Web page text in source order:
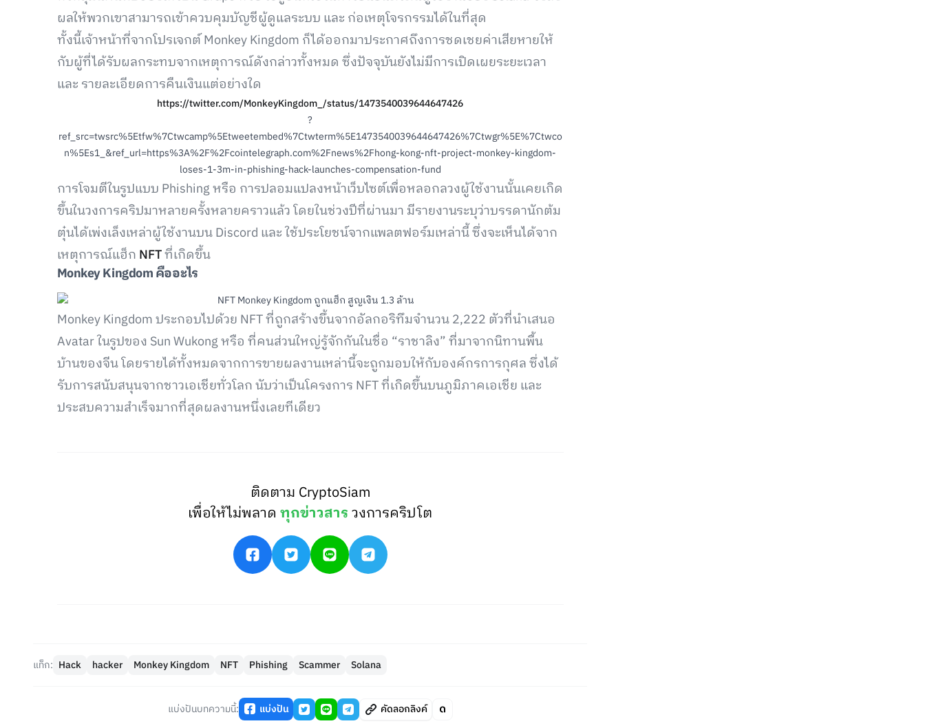
ผลให้พวกเขาสามารถเข้าควบคุมบัญชีผู้ดูแลระบบ และ ก่อเหตุโจรกรรมได้ในที่สุด
ทั้งนี้เจ้าหน้าที่จากโปรเจกต์ Monkey Kingdom ก็ได้ออกมาประกาศถึงการชดเชยค่าเสียหายให้
กับผู้ที่ได้รับผลกระทบจากเหตุการณ์ดังกล่าวทั้งหมด ซึ่งปัจจุบันยังไม่มีการเปิดเผยระยะเวลา
และ รายละเอียดการคืนเงินแต่อย่างใด
https://twitter.com/MonkeyKingdom_/status/1473540039644647426
?
ref_src=twsrc%5Etfw%7Ctwcamp%5Etweetembed%7Ctwterm%5E1473540039644647426%7Ctwgr%5E%7Ctwco
n%5Es1_&ref_url=https%3A%2F%2Fcointelegraph.com%2Fnews%2Fhong-kong-nft-project-monkey-kingdom-
loses-1-3m-in-phishing-hack-launches-compensation-fund
การโจมตีในรูปแบบ Phishing หรือ การปลอมแปลงหน้าเว็บไซต์เพื่อหลอกลวงผู้ใช้งานนั้นเคยเกิด
ขึ้นในวงการคริปมาหลายครั้งหลายคราวแล้ว โดยในช่วงปีที่ผ่านมา มีรายงานระบุว่าบรรดานักต้ม
ตุ๋นได้เพ่งเล็งเหล่าผู้ใช้งานบน Discord และ ใช้ประโยชน์จากแพลตฟอร์มเหล่านี้ ซึ่งจะเห็นได้จาก
เหตุการณ์แฮ็ก NFTที่เกิดขึ้น
Monkey Kingdom คืออะไร
Monkey Kingdom ประกอบไปด้วย NFT ที่ถูกสร้างขึ้นจากอัลกอริทึมจำนวน 2,222 ตัวที่นำเสนอ
Avatar ในรูปของ Sun Wukong หรือ ที่คนส่วนใหญ่รู้จักกันในชื่อ “ราชาลิง” ที่มาจากนิทานพื้น
บ้านของจีน โดยรายได้ทั้งหมดจากการขายผลงานเหล่านี้จะถูกมอบให้กับองค์กรการกุศล ซึ่งได้
รับการสนับสนุนจากชาวเอเชียทั่วโลก นับว่าเป็นโครงการ NFT ที่เกิดขึ้นบนภูมิภาคเอเชีย และ
ประสบความสำเร็จมากที่สุดผลงานหนึ่งเลยทีเดียว
ติดตาม CryptoSiam
เพื่อให้ไม่พลาดทุกข่าวสารวงการคริปโต
แท็ก: Hack hacker Monkey Kingdom NFT Phishing Scammer Solana
แบ่งปันบทความนี้: แบ่งปัน คัดลอกลิงค์